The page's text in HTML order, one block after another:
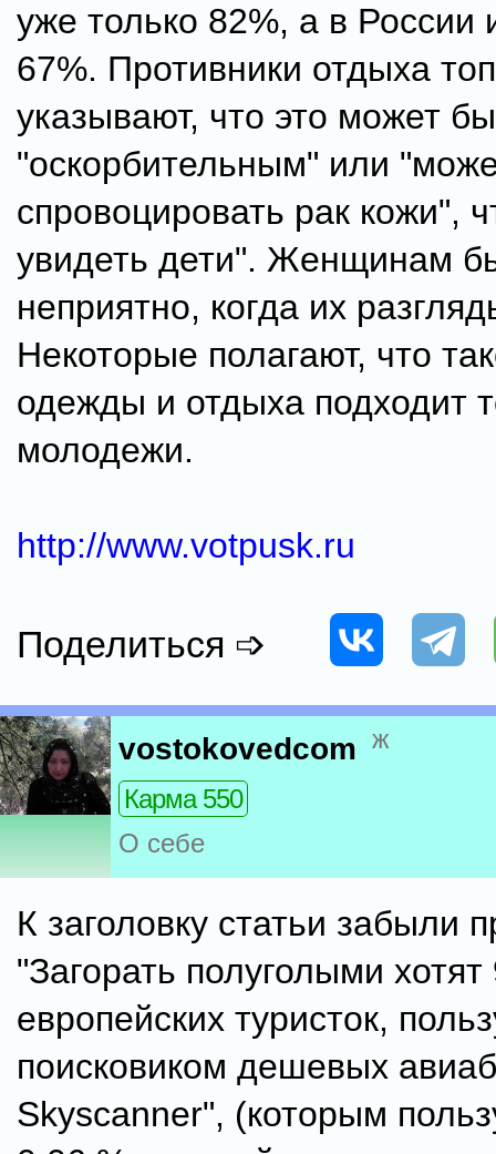
уже только 82%, а в России
67%. Противники отдыха
указывают, что это может
"оскорбительным" или
спровоцировать рак кожи",
увидеть дети". Женщинам
неприятно, когда их
Некоторые полагают, что
одежды и отдыха подходит
молодежи.
http://www.votpusk.ru
Поделиться ➩
vostokovedcom ж
Карма 550
О себе
К заголовку статьи забыли
"Загорать полуголыми хотят
европейских туристок,
поисковиком дешевых
Skyscanner", (которым